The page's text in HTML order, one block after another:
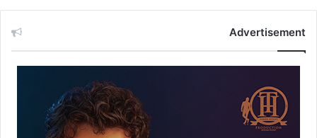
Advertisement